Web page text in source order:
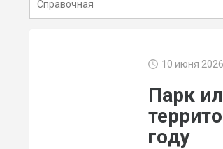
10 июня
Парк
году